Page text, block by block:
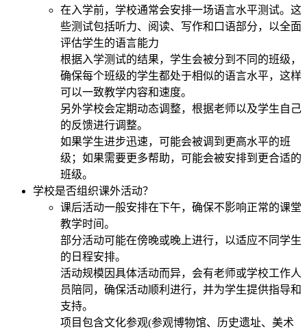
在入学前，学校通常会安排一场语言水平测试。这
些测试包括听力、阅读、写作和口语部分，以全面
评估学生的语言能力
根据入学测试的结果，学生会被分到不同的班级，
确保每个班级的学生都处于相似的语言水平，这样
可以一致教学内容和速度。
另外学校会定期动态调整，根据老师以及学生自己
的反馈进行调整。
如果学生进步迅速，可能会被调到更高水平的班
级；如果需要更多帮助，可能会被安排到更合适的
班级。
学校是否组织课外活动？
课后活动一般安排在下午，确保不影响正常的课堂
教学时间。
部分活动可能在傍晚或晚上进行，以适应不同学生
的日程安排。
活动规模因具体活动而异，会有老师或学校工作人
员陪同，确保活动顺利进行，并为学生提供指导和
支持。
项目包含文化参观(参观博物馆、历史遗址、美术